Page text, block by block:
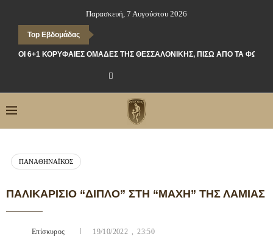
Παρασκευή, 7 Αυγούστου 2026
Top Εβδομάδας
ΟΙ 6+1 ΚΟΡΥΦΑΊΕΣ ΟΜΆΔΕΣ ΤΗΣ ΘΕΣΣΑΛΟΝΊΚΗΣ, ΠΊΣΩ ΑΠΌ ΤΑ ΦΏΤΑ
ΠΑΝΑΘΗΝΑΪΚΌΣ
ΠΑΛΙΚΑΡΊΣΙΟ “ΔΙΠΛΌ” ΣΤΗ “ΜΆΧΗ” ΤΗΣ ΛΑΜΊΑΣ
Επίσκυρος 19/10/2022 , 23:50